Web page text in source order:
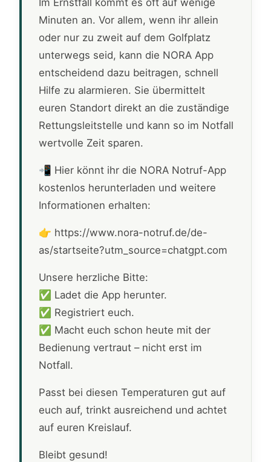
Im Ernstfall kommt es oft auf wenige
Minuten an. Vor allem, wenn ihr allein
oder nur zu zweit auf dem Golfplatz
unterwegs seid, kann die NORA App
entscheidend dazu beitragen, schnell
Hilfe zu alarmieren. Sie übermittelt
euren Standort direkt an die zuständige
Rettungsleitstelle und kann so im Notfall
wertvolle Zeit sparen.
📲 Hier könnt ihr die NORA Notruf-App
kostenlos herunterladen und weitere
Informationen erhalten:
👉 https://www.nora-notruf.de/de-
as/startseite?utm_source=chatgpt.com
Unsere herzliche Bitte:
✅ Ladet die App herunter.
✅ Registriert euch.
✅ Macht euch schon heute mit der
Bedienung vertraut – nicht erst im
Notfall.
Passt bei diesen Temperaturen gut auf
euch auf, trinkt ausreichend und achtet
auf euren Kreislauf.
Bleibt gesund!